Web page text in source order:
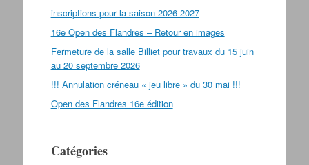
inscriptions pour la saison 2026-2027
16e Open des Flandres – Retour en images
Fermeture de la salle Billiet pour travaux du 15 juin
au 20 septembre 2026
!!! Annulation créneau « jeu libre » du 30 mai !!!
Open des Flandres 16e édition
Catégories